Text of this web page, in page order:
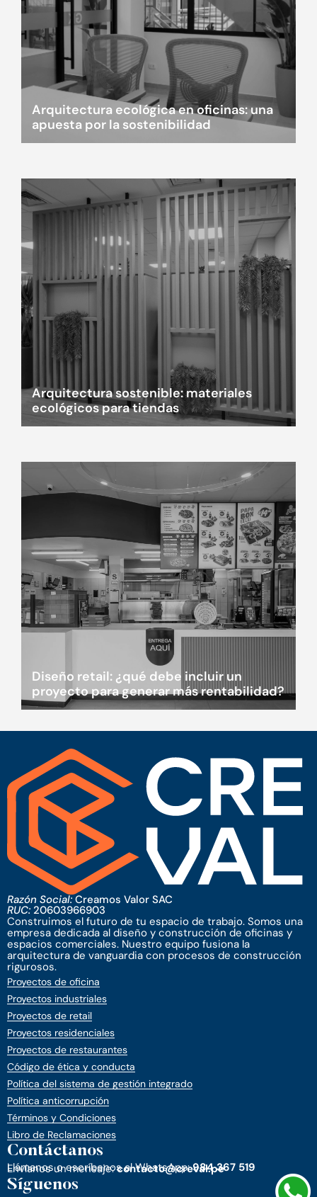
Arquitectura ecológica en oficinas: una
apuesta por la sostenibilidad
Arquitectura sostenible: materiales
ecológicos para tiendas
Diseño retail: ¿qué debe incluir un
proyecto para generar más rentabilidad?
Razón Social: Creamos Valor SAC
RUC: 20603966903
Construimos el futuro de tu espacio de trabajo. Somos una
empresa dedicada al diseño y construcción de oficinas y
espacios comerciales. Nuestro equipo fusiona la
arquitectura de vanguardia con procesos de construcción
rigurosos.
Proyectos de oficina
Proyectos industriales
Proyectos de retail
Proyectos residenciales
Proyectos de restaurantes
Código de ética y conducta
Política del sistema de gestión integrado
Política anticorrupción
Términos y Condiciones
Libro de Reclamaciones
Contáctanos
Llámanos o escríbenos al WhatsApp:984 367 519
Envíanos un mensaje:contacto@creval.pe
Síguenos